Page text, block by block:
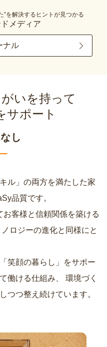
”を解決するヒントが見つかる
メディア
ナル
いを持って
サポート
し
ル」の両方を満たした家
品質です。
客様と信頼関係を築ける
笑顔の暮らし」をサポー
働ける仕組み、
つつ整え続けています。